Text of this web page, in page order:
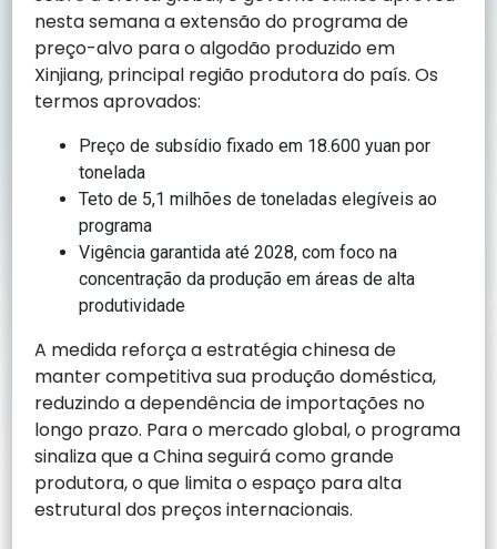
nesta semana a extensão do programa de
preço-alvo para o algodão produzido em
Xinjiang, principal região produtora do país. Os
termos aprovados:
Preço de subsídio fixado em 18.600 yuan por
tonelada
Teto de 5,1 milhões de toneladas elegíveis ao
programa
Vigência garantida até 2028, com foco na
concentração da produção em áreas de alta
produtividade
A medida reforça a estratégia chinesa de
manter competitiva sua produção doméstica,
reduzindo a dependência de importações no
longo prazo. Para o mercado global, o programa
sinaliza que a China seguirá como grande
produtora, o que limita o espaço para alta
estrutural dos preços internacionais.